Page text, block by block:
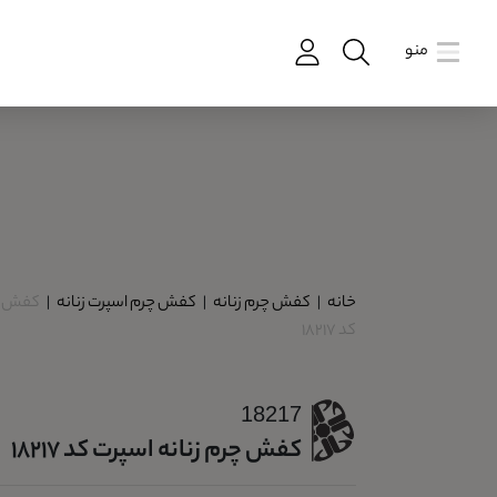
منو
خانه | کفش چرم زنانه | کفش چرم اسپرت زنانه | کفش
کد 18217
18217
کفش چرم زنانه اسپرت کد 18217